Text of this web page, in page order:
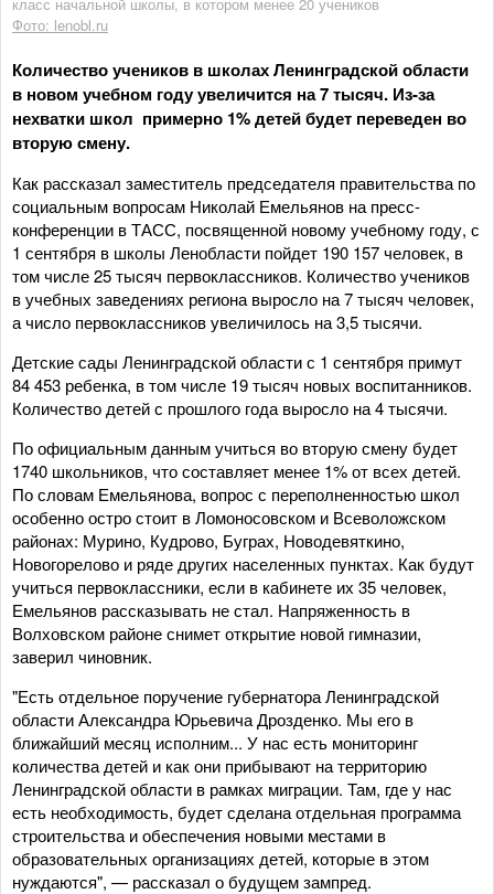
Фото: lenobl.ru
Количество учеников в школах Ленинградской области
в новом учебном году увеличится на 7 тысяч. Из-за
нехватки школ примерно 1% детей будет переведен во
вторую смену.
Как рассказал заместитель председателя правительства по
социальным вопросам Николай Емельянов на пресс-
конференции в ТАСС, посвященной новому учебному году, с
1 сентября в школы Ленобласти пойдет 190 157 человек, в
том числе 25 тысяч первоклассников. Количество учеников
в учебных заведениях региона выросло на 7 тысяч человек,
а число первоклассников увеличилось на 3,5 тысячи.
Детские сады Ленинградской области с 1 сентября примут
84 453 ребенка, в том числе 19 тысяч новых воспитанников.
Количество детей с прошлого года выросло на 4 тысячи.
По официальным данным учиться во вторую смену будет
1740 школьников, что составляет менее 1% от всех детей.
По словам Емельянова, вопрос с переполненностью школ
особенно остро стоит в Ломоносовском и Всеволожском
районах: Мурино, Кудрово, Буграх, Новодевяткино,
Новогорелово и ряде других населенных пунктах. Как будут
учиться первоклассники, если в кабинете их 35 человек,
Емельянов рассказывать не стал. Напряженность в
Волховском районе снимет открытие новой гимназии,
заверил чиновник.
"Есть отдельное поручение губернатора Ленинградской
области Александра Юрьевича Дрозденко. Мы его в
ближайший месяц исполним... У нас есть мониторинг
количества детей и как они прибывают на территорию
Ленинградской области в рамках миграции. Там, где у нас
есть необходимость, будет сделана отдельная программа
строительства и обеспечения новыми местами в
образовательных организациях детей, которые в этом
нуждаются", — рассказал о будущем зампред.